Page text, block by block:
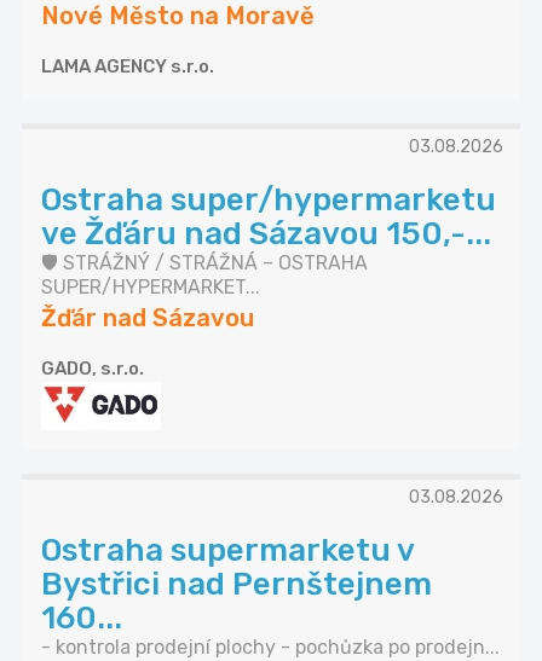
Nové Město na Moravě
LAMA AGENCY s.r.o.
03.08.2026
Ostraha super/hypermarketu
ve Žďáru nad Sázavou 150,-...
🛡️ STRÁŽNÝ / STRÁŽNÁ – OSTRAHA
SUPER/HYPERMARKET...
Žďár nad Sázavou
GADO, s.r.o.
03.08.2026
Ostraha supermarketu v
Bystřici nad Pernštejnem
160...
- kontrola prodejní plochy - pochůzka po prodejn...